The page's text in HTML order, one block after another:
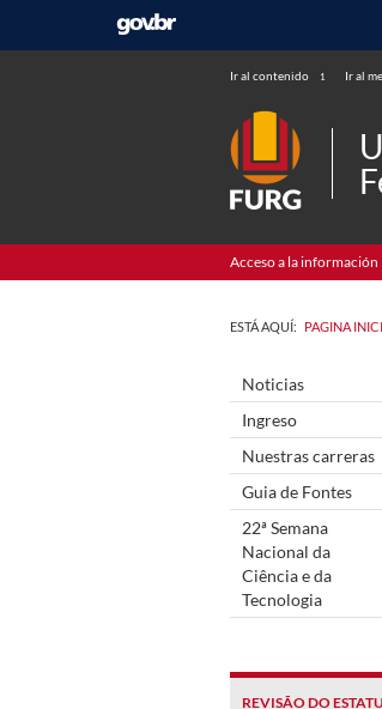
Ir al contenido 1 Ir al
Acceso a la información
ESTÁ AQUÍ: PAGINA
Noticias
Ingreso
Nuestras carreras
Guia de Fontes
22ª Semana
Nacional da
Ciência e da
Tecnologia
REVISÃO DO